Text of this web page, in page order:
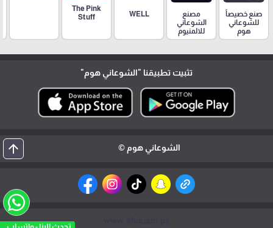
صنع خصيصاً
للشوعاني
هوم
مصنع
الشوعاني
للالمنيوم
WELL
The Pink
Stuff
تثبيت تطبيقنا "الشوعاني هوم"
الشوعاني هوم © arrow_upward